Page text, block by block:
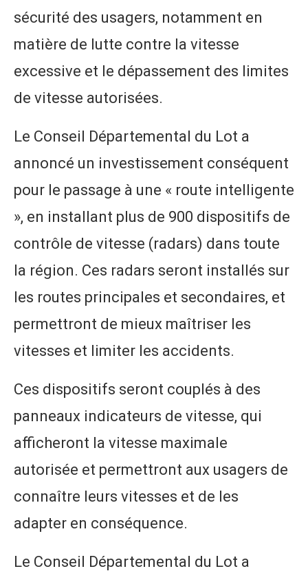
sécurité des usagers, notamment en
matière de lutte contre la vitesse
excessive et le dépassement des limites
de vitesse autorisées.
Le Conseil Départemental du Lot a
annoncé un investissement conséquent
pour le passage à une « route intelligente
», en installant plus de 900 dispositifs de
contrôle de vitesse (radars) dans toute
la région. Ces radars seront installés sur
les routes principales et secondaires, et
permettront de mieux maîtriser les
vitesses et limiter les accidents.
Ces dispositifs seront couplés à des
panneaux indicateurs de vitesse, qui
afficheront la vitesse maximale
autorisée et permettront aux usagers de
connaître leurs vitesses et de les
adapter en conséquence.
Le Conseil Départemental du Lot a